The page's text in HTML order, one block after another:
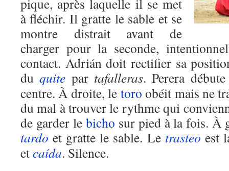
pique, après laquelle il se met
à fléchir. Il gratte le sable et se
montre distrait avant de
charger pour la seconde,
contact. Adrián doit rectifier sa
duquite par tafalleras. Perera
centre. À droite, le toro obéit mais ne
du mal à trouver le rythme qui
de garder le bicho sur pied à la fois. À
tardo et gratte le sable. Le trasteo est
etcaída. Silence.